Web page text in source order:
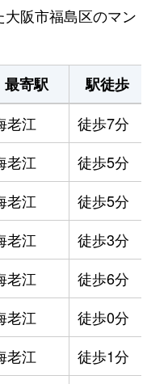
阪市福島区のマン
最寄駅 駅徒歩
老江 徒歩7分
老江 徒歩5分
老江 徒歩5分
老江 徒歩3分
老江 徒歩6分
老江 徒歩0分
老江 徒歩1分